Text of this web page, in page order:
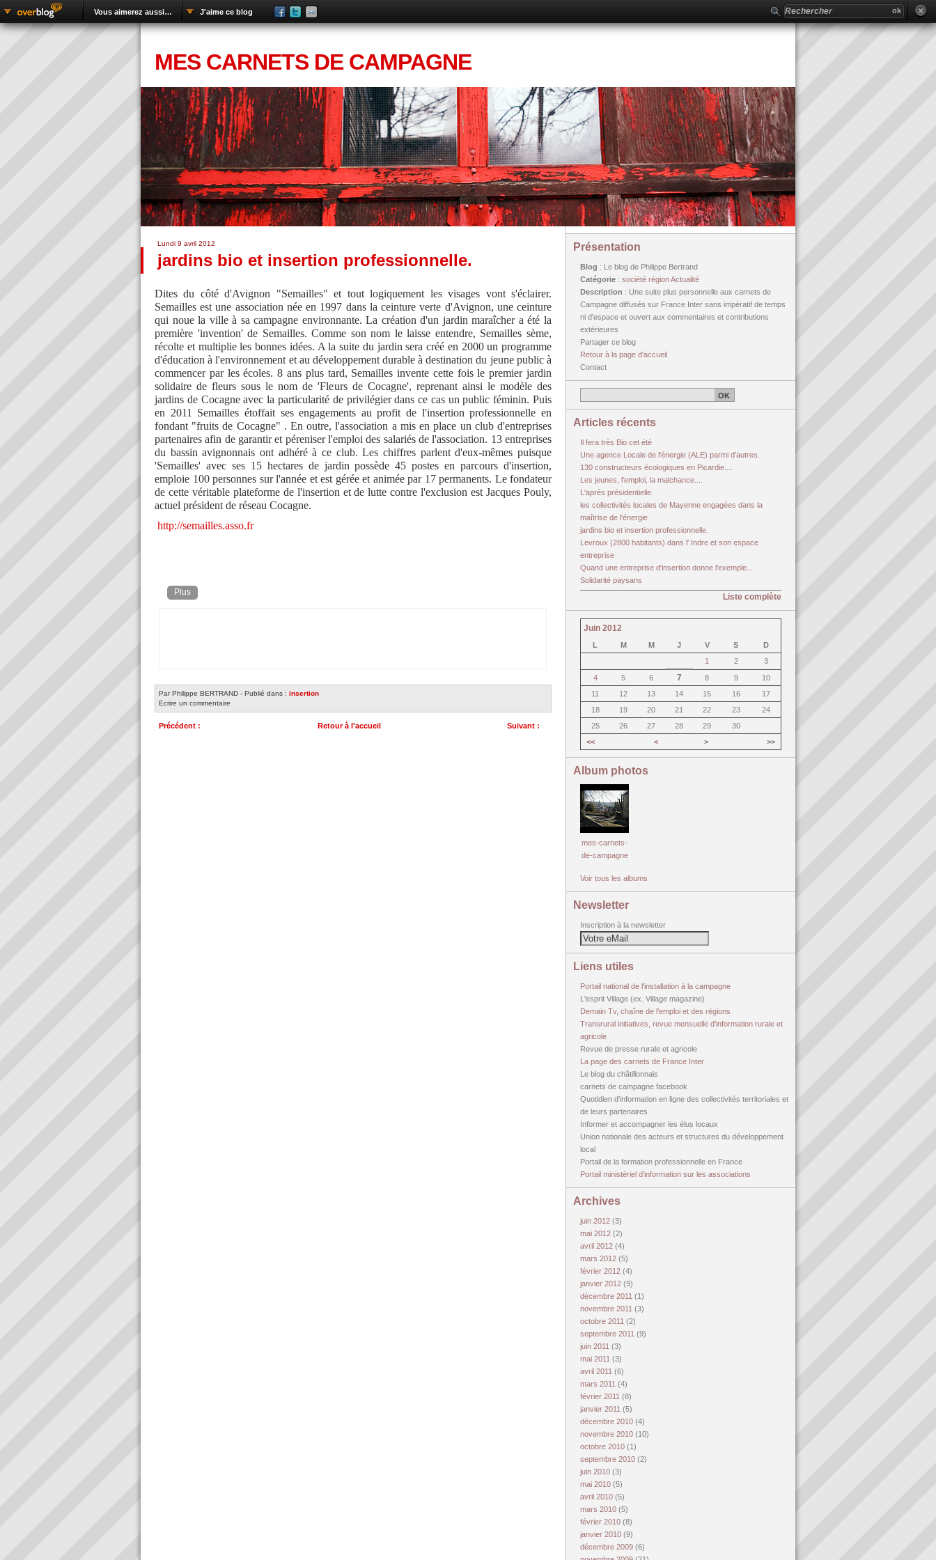
MES CARNETS DE CAMPAGNE
Lundi 9 avril 2012
jardins bio et insertion professionnelle.
Dites du côté d'Avignon "Semailles" et tout logiquement les visages vont s'éclairer.
Semailles est une association née en 1997 dans la ceinture verte d'Avignon, une ceinture
qui noue la ville à sa campagne environnante. La création d'un jardin maraîcher a été la
première 'invention' de Semailles. Comme son nom le laisse entendre, Semailles sème,
récolte et multiplie les bonnes idées. A la suite du jardin sera créé en 2000 un programme
d'éducation à l'environnement et au développement durable à destination du jeune public à
commencer par les écoles. 8 ans plus tard, Semailles invente cette fois le premier jardin
solidaire de fleurs sous le nom de 'Fleurs de Cocagne', reprenant ainsi le modèle des
jardins de Cocagne avec la particularité de privilégier dans ce cas un public féminin. Puis
en 2011 Semailles étoffait ses engagements au profit de l'insertion professionnelle en
fondant "fruits de Cocagne" . En outre, l'association a mis en place un club d'entreprises
partenaires afin de garantir et péreniser l'emploi des salariés de l'association. 13 entreprises
du bassin avignonnais ont adhéré à ce club. Les chiffres parlent d'eux-mêmes puisque
'Semailles' avec ses 15 hectares de jardin possède 45 postes en parcours d'insertion,
emploie 100 personnes sur l'année et est gérée et animée par 17 permanents. Le fondateur
de cette véritable plateforme de l'insertion et de lutte contre l'exclusion est Jacques Pouly,
actuel président de réseau Cocagne.
http://semailles.asso.fr
Plus
Par Philippe BERTRAND - Publié dans : insertion
Ecrire un commentaire
Précédent :
Retour à l'accueil
Suivant :
Présentation
Blog : Le blog de Philippe Bertrand
Catégorie : société régionActualité
Description : Une suite plus personnelle aux carnets de
Campagne diffusés sur France Inter sans impératif de temps
ni d'espace et ouvert aux commentaires et contributions
extérieures
Partager ce blog
Retour à la page d'accueil
Contact
Articles récents
Il fera très Bio cet été
Une agence Locale de l'énergie (ALE) parmi d'autres.
130 constructeurs écologiques en Picardie....
Les jeunes, l'emploi, la malchance....
L'après présidentielle.
les collectivités locales de Mayenne engagées dans la
maîtrise de l'énergie
jardins bio et insertion professionnelle.
Levroux (2800 habitants) dans l' Indre et son espace
entreprise
Quand une entreprise d'insertion donne l'exemple...
Solidarité paysans
Liste complète
Juin 2012
L M M J V S
D
1
2
3
4
5 6 7 8 9
10
11
12 13 14 15 16
17
18
19 20 21 22 23
24
25
26 27 28 29
30
<<
< > >>
Album photos
mes-carnets-
de-campagne
Voir tous les albums
Newsletter
Inscription à la newsletter
Liens utiles
Portail national de l'installation à la campagne
L'esprit Village (ex. Village magazine)
Demain Tv, chaîne de l'emploi et des régions
Transrural initiatives, revue mensuelle d'information rurale et
agricole
Revue de presse rurale et agricole
La page des carnets de France Inter
Le blog du châtillonnais
carnets de campagne facebook
Quotidien d'information en ligne des collectivités territoriales et
de leurs partenaires
Informer et accompagner les élus locaux
Union nationale des acteurs et structures du développement
local
Portail de la formation professionnelle en France
Portail ministériel d'information sur les associations
Archives
juin 2012 (3)
mai 2012 (2)
avril 2012 (4)
mars 2012 (5)
février 2012 (4)
janvier 2012 (9)
décembre 2011 (1)
novembre 2011 (3)
octobre 2011 (2)
septembre 2011 (9)
juin 2011 (3)
mai 2011 (3)
avril 2011 (6)
mars 2011 (4)
février 2011 (8)
janvier 2011 (5)
décembre 2010 (4)
novembre 2010 (10)
octobre 2010 (1)
septembre 2010 (2)
juin 2010 (3)
mai 2010 (5)
avril 2010 (5)
mars 2010 (5)
février 2010 (8)
janvier 2010 (9)
décembre 2009 (6)
Vous aimerez aussi… J'aime ce blog